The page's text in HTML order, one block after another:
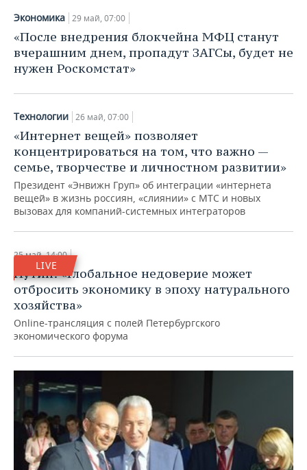
Экономика 29 май, 07:00
«После внедрения блокчейна МФЦ станут
вчерашним днем, пропадут ЗАГСы, будет не
нужен Роскомстат»
Технологии 26 май, 07:00
«Интернет вещей» позволяет
концентрироваться на том, что важно —
семье, творчестве и личностном развитии»
Президент «Энвижн Груп» об интеграции «интернета
вещей» в жизнь россиян, «слиянии» с МТС и новых
вызовах для компаний-системных интеграторов
LIVE
25 май, 14:00
Путин: «Глобальное недоверие может
отбросить экономику в эпоху натурального
хозяйства»
Online-трансляция с полей Петербургского
экономического форума